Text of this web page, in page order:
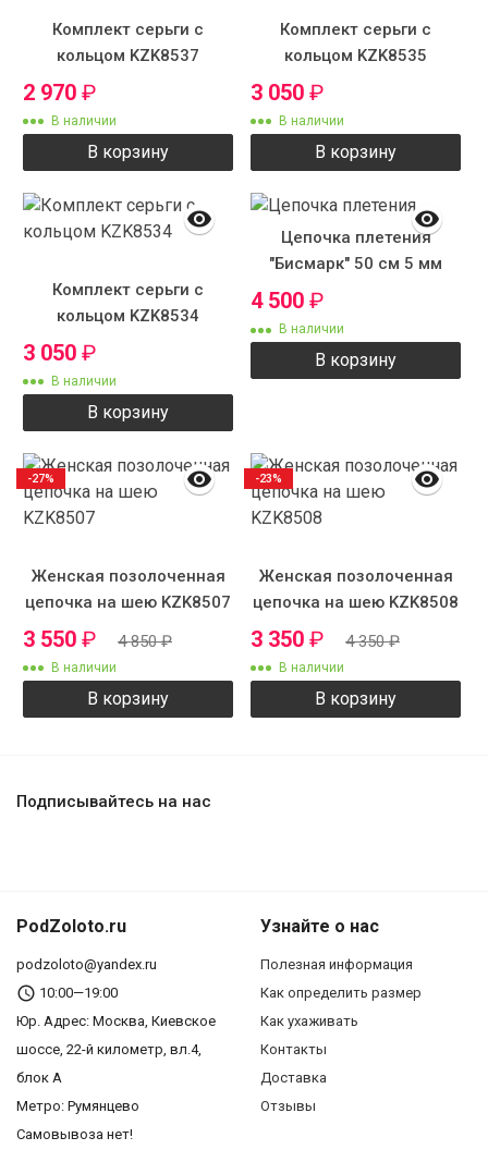
Комплект серьги с
кольцом KZK8537
2 970 ₽
В наличии
В корзину
Комплект серьги с
кольцом KZK8535
3 050 ₽
В наличии
В корзину
Комплект серьги с
кольцом KZK8534
3 050 ₽
В наличии
В корзину
Цепочка плетения
"Бисмарк" 50 см 5 мм
4 500 ₽
В наличии
В корзину
Женская позолоченная
цепочка на шею KZK8507
3 550 ₽ 4 850₽
В наличии
В корзину
-27%
Женская позолоченная
цепочка на шею KZK8508
3 350 ₽ 4 350₽
В наличии
В корзину
-23%
Подписывайтесь на нас
PodZoloto.ru
podzoloto@yandex.ru
10:00—19:00
Юр. Адреc: Москва, Киевское
шоссе, 22-й километр, вл.4,
блок А
Метро: Румянцево
Самовывоза нет!
Узнайте о нас
Полезная информация
Как определить размер
Как ухаживать
Контакты
Доставка
Отзывы